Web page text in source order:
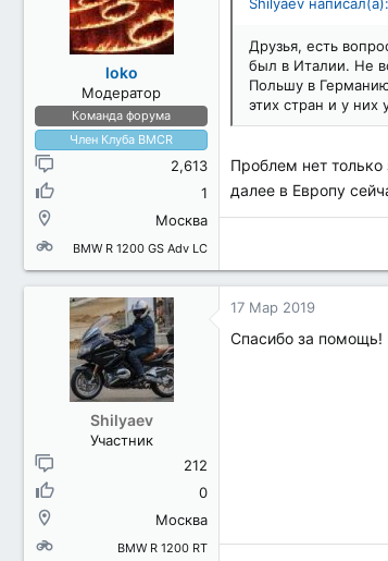
loko
Модератор
Команда форума
Член Клуба BMCR
2,613
1
Москва
BMW R 1200 GS Adv LC
Друзья, есть
был в Италии. Не
Польшу в
этих стран и у них
Проблем нет
далее в Европу
Shilyaev
Участник
212
0
Москва
BMW R 1200 RT
17 Мар 2019
Спасибо за помощь!